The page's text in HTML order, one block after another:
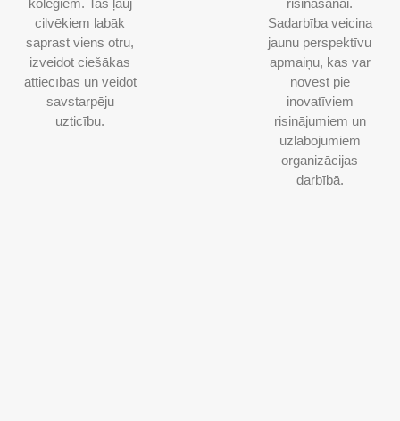
cilvēkiem labāk
saprast viens otru,
izveidot ciešākas
attiecības un veidot
savstarpēju
uzticību.
Sadarbība veicina
jaunu perspektīvu
apmaiņu, kas var
novest pie
inovatīviem
risinājumiem un
uzlabojumiem
organizācijas
darbībā.